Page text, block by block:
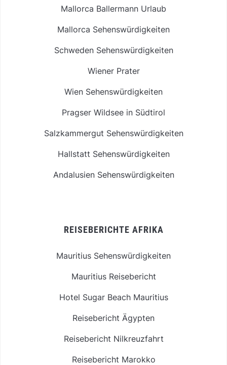
Mallorca Ballermann Urlaub
Mallorca Sehenswürdigkeiten
Schweden Sehenswürdigkeiten
Wiener Prater
Wien Sehenswürdigkeiten
Pragser Wildsee in Südtirol
Salzkammergut Sehenswürdigkeiten
Hallstatt Sehenswürdigkeiten
Andalusien Sehenswürdigkeiten
REISEBERICHTE AFRIKA
Mauritius Sehenswürdigkeiten
Mauritius Reisebericht
Hotel Sugar Beach Mauritius
Reisebericht Ägypten
Reisebericht Nilkreuzfahrt
Reisebericht Marokko